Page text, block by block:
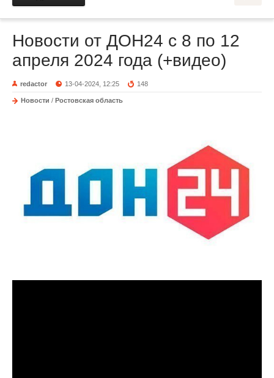
Новости от ДОН24 с 8 по 12
апреля 2024 года (+видео)
redactor 13-04-2024, 12:25 148
Новости / Ростовская область